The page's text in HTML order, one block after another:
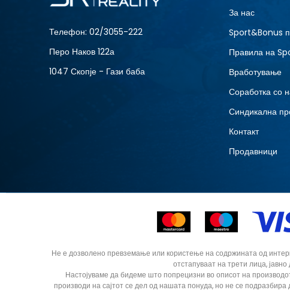
L
XS
Телефон: 02/3055-222
Перо Наков 122а
1047 Скопје - Гази баба
За нас
Sport&Bonus
Правила на
Вработување
Соработка со
Синдикална
Контакт
Продавници
Не е дозволено превземање или користење на содржината од
отстапуваат на трети лица,
Настојуваме да бидеме што попрецизни во описот на
производи на сајтот се дел од нашата понуда, но не се